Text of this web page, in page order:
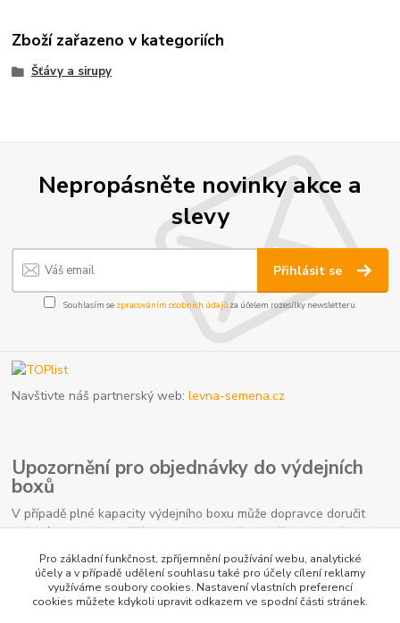
Zboží zařazeno v kategoriích
Šťávy a sirupy
Nepropásněte novinky akce a
slevy
Přihlásit se
Souhlasím se zpracováním osobních údajůza účelem rozesílky newsletteru.
Navštivte náš partnerský web:levna-semena.cz
Upozornění pro objednávky do výdejních
boxů
V případě plné kapacity výdejního boxu může dopravce doručit
vaši zásilku na nejbližší kamennou pobočku. Počítejte prosím s
touto možností, jelikož se nejedná o důvod k reklamaci.
Pro základní funkčnost, zpříjemnění používání webu, analytické
účely a v případě udělení souhlasu také pro účely cílení reklamy
využíváme soubory cookies. Nastavení vlastních preferencí
cookies můžete kdykoli upravit odkazem ve spodní části stránek.